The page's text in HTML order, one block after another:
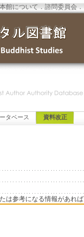
本館について ．諮問委員会 ．
タベース 資料改正
は参考になる情報があれ